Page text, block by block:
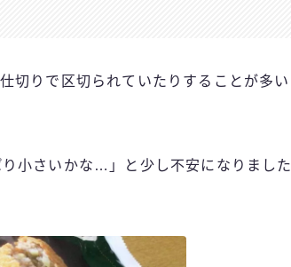
切りで区切られていたりすることが多い
小さいかな…」と少し不安になりました